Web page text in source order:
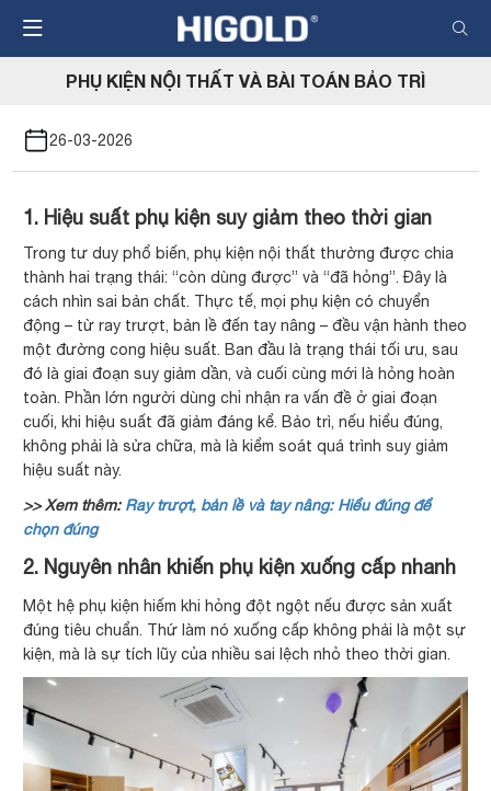
đến
nội
PHỤ KIỆN NỘI THẤT VÀ BÀI TOÁN BẢO TRÌ
26-03-2026
1. Hiệu suất phụ kiện suy giảm theo thời gian
Trong tư duy phổ biến, phụ kiện nội thất thường được chia
thành hai trạng thái: “còn dùng được” và “đã hỏng”. Đây là
cách nhìn sai bản chất. Thực tế, mọi phụ kiện có chuyển
động – từ ray trượt, bản lề đến tay nâng – đều vận hành theo
một đường cong hiệu suất. Ban đầu là trạng thái tối ưu, sau
đó là giai đoạn suy giảm dần, và cuối cùng mới là hỏng hoàn
toàn. Phần lớn người dùng chỉ nhận ra vấn đề ở giai đoạn
cuối, khi hiệu suất đã giảm đáng kể. Bảo trì, nếu hiểu đúng,
không phải là sửa chữa, mà là kiểm soát quá trình suy giảm
hiệu suất này.
>> Xem thêm: Ray trượt, bản lề và tay nâng: Hiểu đúng để
chọn đúng
2. Nguyên nhân khiến phụ kiện xuống cấp nhanh
Một hệ phụ kiện hiếm khi hỏng đột ngột nếu được sản xuất
đúng tiêu chuẩn. Thứ làm nó xuống cấp không phải là một sự
kiện, mà là sự tích lũy của nhiều sai lệch nhỏ theo thời gian.